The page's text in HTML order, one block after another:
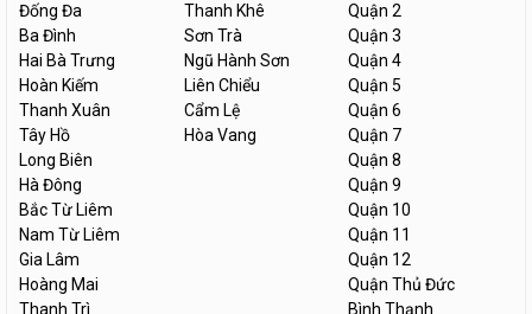
Đống Đa
Ba Đình
Hai Bà Trưng
Hoàn Kiếm
Thanh Xuân
Tây Hồ
Long Biên
Hà Đông
Bắc Từ Liêm
Nam Từ Liêm
Gia Lâm
Hoàng Mai
Thanh Trì
Thanh Khê
Sơn Trà
Ngũ Hành Sơn
Liên Chiểu
Cẩm Lệ
Hòa Vang
Quận 2
Quận 3
Quận 4
Quận 5
Quận 6
Quận 7
Quận 8
Quận 9
Quận 10
Quận 11
Quận 12
Quận Thủ Đức
Bình Thạnh